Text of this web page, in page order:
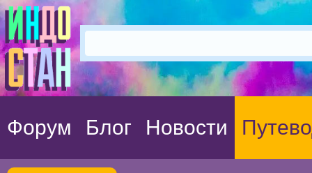
Форум Блог Новости